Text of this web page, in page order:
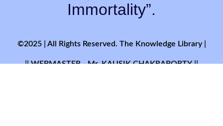
Immortality”.
©2025 | All Rights Reserved. The Knowledge Library |
|| WEBMASTER - Mr. KAUSIK CHAKRABORTY ||